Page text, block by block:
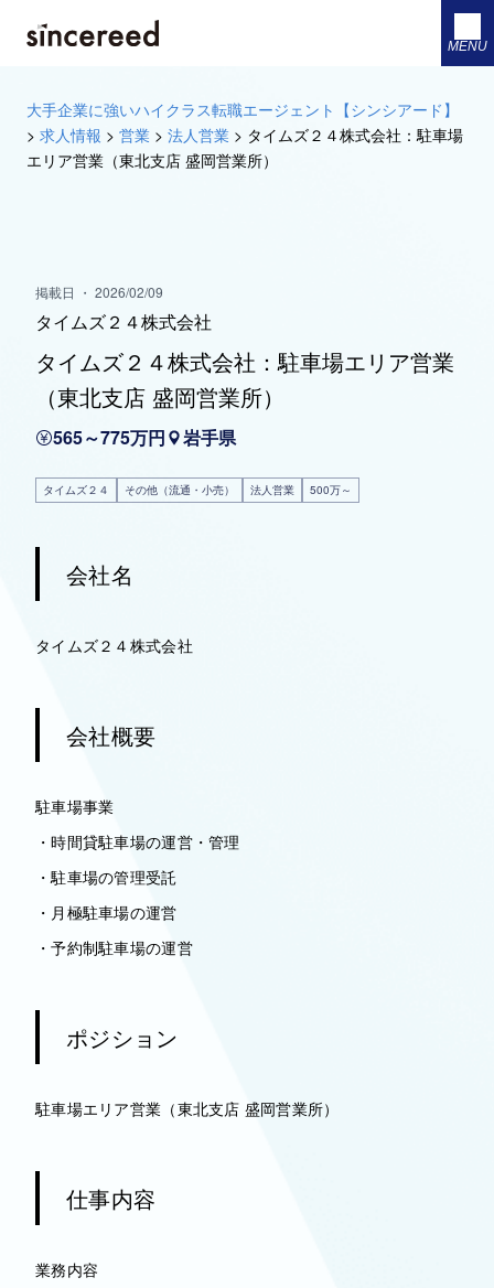
MENU
大手企業に強いハイクラス転職エージェント【シンシアード】
> 求人情報 > 営業 > 法人営業 > タイムズ２４株式会社：駐車場
エリア営業（東北支店 盛岡営業所）
掲載日 ・ 2026/02/09
タイムズ２４株式会社
タイムズ２４株式会社：駐車場エリア営業
（東北支店 盛岡営業所）
565～775万円 岩手県
タイムズ２４ その他（流通・小売） 法人営業 500万～
会社名
タイムズ２４株式会社
会社概要
駐車場事業
・時間貸駐車場の運営・管理
・駐車場の管理受託
・月極駐車場の運営
・予約制駐車場の運営
ポジション
駐車場エリア営業（東北支店 盛岡営業所）
仕事内容
業務内容